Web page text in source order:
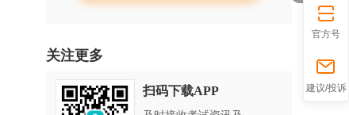
关注更多
扫码下载APP
官方号
建议/投诉